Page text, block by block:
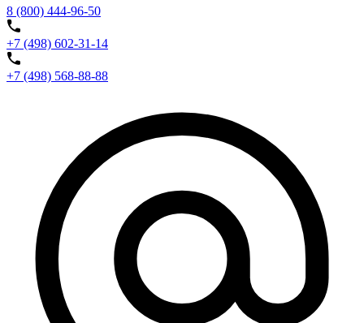
8 (800) 444-96-50
+7 (498) 602-31-14
+7 (498) 568-88-88